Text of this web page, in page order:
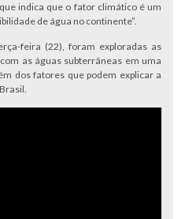
indica que o fator climático é um
de água no continente”.
feira (22), foram exploradas as
as águas subterrâneas em uma
dos fatores que podem explicar a